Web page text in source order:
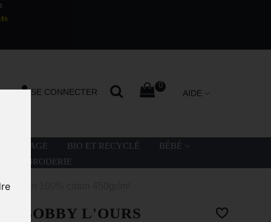
AIDE
0
SE CONNECTER
LA PLAGE BIO ET RECYCLÉ
BÉBÉ
BRODERIE
100% coton 450gr/m²
BOBBY L'OURS